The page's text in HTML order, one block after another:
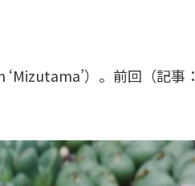
）。前回（記事：